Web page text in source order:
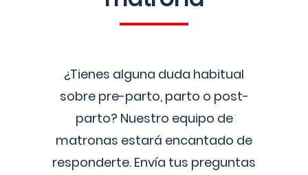
¿Tienes alguna duda habitual
sobre pre-parto, parto o post-
parto? Nuestro equipo de
matronas estará encantado de
responderte. Envía tus preguntas